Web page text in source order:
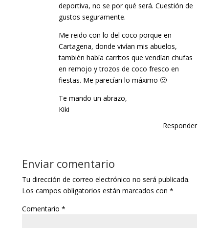
deportiva, no se por qué será. Cuestión de
gustos seguramente.
Me reido con lo del coco porque en
Cartagena, donde vivían mis abuelos,
también había carritos que vendían chufas
en remojo y trozos de coco fresco en
fiestas. Me parecían lo máximo 🙂
Te mando un abrazo,
Kiki
Responder
Enviar comentario
Tu dirección de correo electrónico no será publicada.
Los campos obligatorios están marcados con *
Comentario *